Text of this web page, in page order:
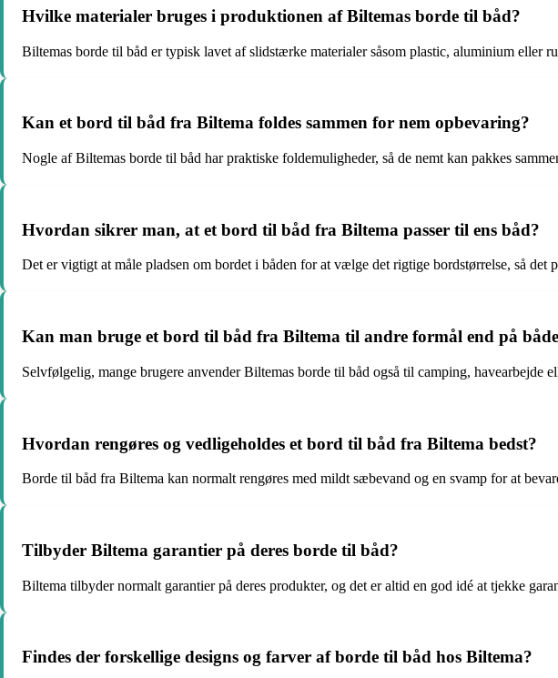
Hvilke materialer bruges i produktionen af Biltemas borde til båd?
Biltemas borde til båd er typisk lavet af slidstærke materialer såsom plastic, aluminium eller
Kan et bord til båd fra Biltema foldes sammen for nem opbevaring?
Nogle af Biltemas borde til båd har praktiske foldemuligheder, så de nemt kan pakkes
Hvordan sikrer man, at et bord til båd fra Biltema passer til ens båd?
Det er vigtigt at måle pladsen om bordet i båden for at vælge det rigtige bordstørrelse, så det
Kan man bruge et bord til båd fra Biltema til andre formål end på
Selvfølgelig, mange brugere anvender Biltemas borde til båd også til camping, havearbejde
Hvordan rengøres og vedligeholdes et bord til båd fra Biltema bedst?
Borde til båd fra Biltema kan normalt rengøres med mildt sæbevand og en svamp for at
Tilbyder Biltema garantier på deres borde til båd?
Biltema tilbyder normalt garantier på deres produkter, og det er altid en god idé at tjekke
Findes der forskellige designs og farver af borde til båd hos Biltema?